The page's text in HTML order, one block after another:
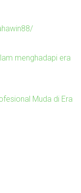
menghadapi era
Muda di Era